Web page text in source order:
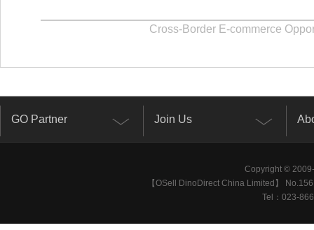
Cross-Border E-commerce
GO Partner Join Us
Copyright ©
【OSell DinoDirect China Limited】
Tel：023-